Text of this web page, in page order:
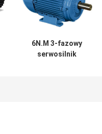
6N.M 3-fazowy
serwosilnik